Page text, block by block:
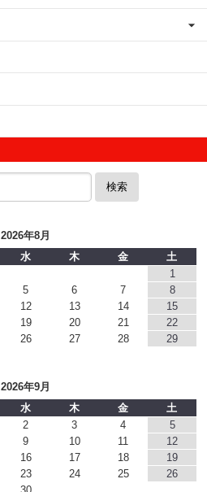
検索
2026年8月
水 木 金
土
1
5 6 7
8
12 13 14
15
19 20 21
22
26 27 28
29
2026年9月
水 木 金
土
2 3 4
5
9 10 11
12
16 17 18
19
23 24 25
26